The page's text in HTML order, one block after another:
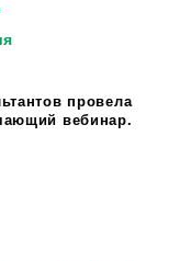
провела
вебинар.